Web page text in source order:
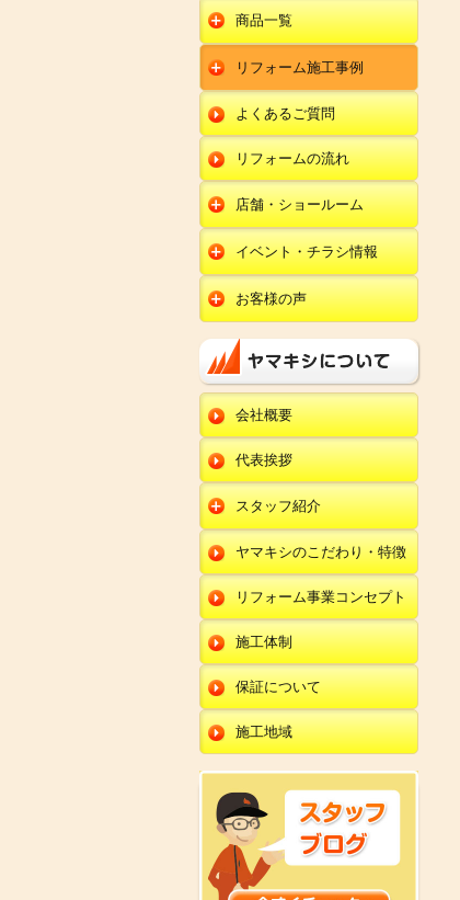
商品一覧
水回りリフォーム
キッチンリフォーム
ユニットバスリフォー
ム
トイレリフォーム
洗面化粧台リフォー
ム
オール電化セット
エコキュート
給湯器
エクステリア
外壁塗装
内装リフォーム
リフォーム施工事例
キッチン
ユニットバス
トイレ
洗面化粧台
エクステリア
外壁塗装・外装工事
改装・内装リフォー
ム
修理・小工事
全面リフォーム
よくあるご質問
リフォームの流れ
店舗・ショールーム
田鶴浜店
金沢野々市店
川北店
小松店
新加賀店
金津店
朝日店
羽咋店
金沢田上店
イベント・チラシ情報
田鶴浜店
金沢野々市店
小松店
新加賀店
金津店
朝日店
羽咋店
金沢田上店
お客様の声
キッチン
ユニットバス
トイレ
洗面化粧台
オール電化・給湯器
エクステリア
外壁塗装・外壁工事
改装・内装リフォー
ム
修理・小工事
全面リフォーム
会社概要
代表挨拶
スタッフ紹介
本部
田鶴浜店
金沢野々市店
川北店
小松店
新加賀店
金津店
朝日店
羽咋店
金沢田上店
ヤマキシのこだわり・特徴
リフォーム事業コンセプト
施工体制
保証について
施工地域